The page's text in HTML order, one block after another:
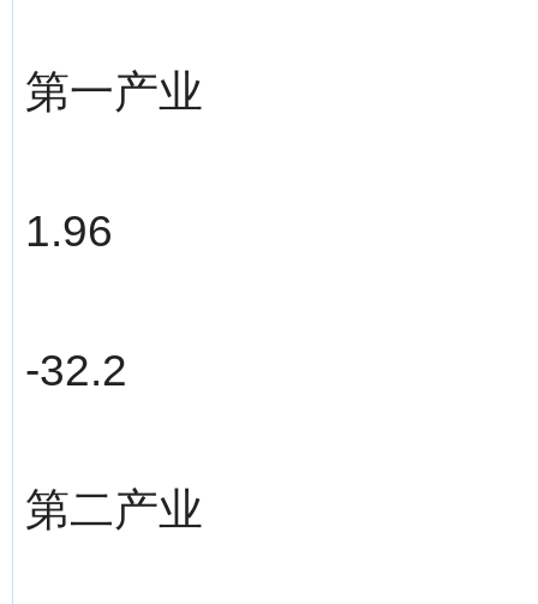
第一产业
1.96
-32.2
第二产业